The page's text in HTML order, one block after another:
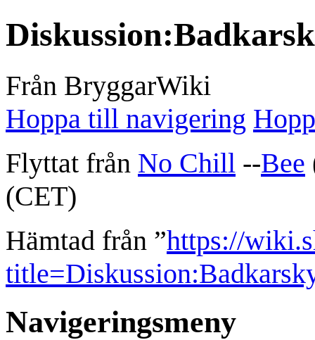
Diskussion:
Från BryggarWiki
Hoppa till navigering
Flyttat från No Chill --Bee
(CET)
Hämtad från ”https://
Navigeringsmeny